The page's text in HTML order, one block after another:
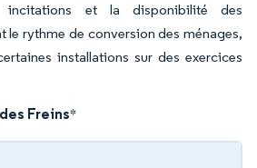
incitations et la disponibilité des
le rythme de conversion des ménages,
installations sur des exercices
Freins*